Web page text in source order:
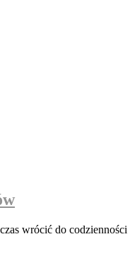
wrócić do